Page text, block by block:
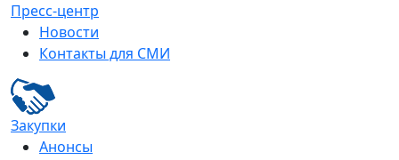
Пресс-центр
Новости
Контакты для СМИ
Закупки
Анонсы